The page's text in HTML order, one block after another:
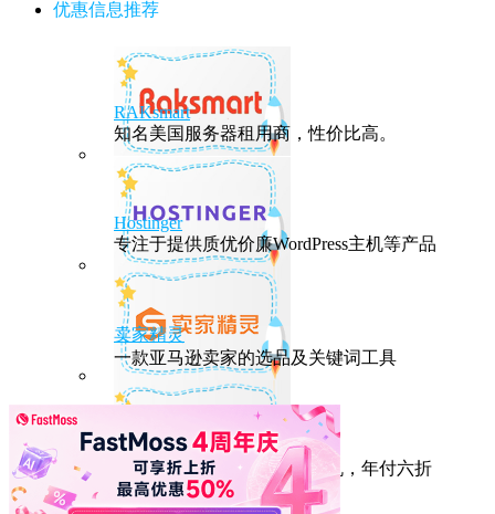
优惠信息推荐
RAKsmart
知名美国服务器租用商，性价比高。
Hostinger
专注于提供质优价廉WordPress主机等产品
卖家精灵
一款亚马逊卖家的选品及关键词工具
HostEase
性能出众的高性价比美国主机，年付六折